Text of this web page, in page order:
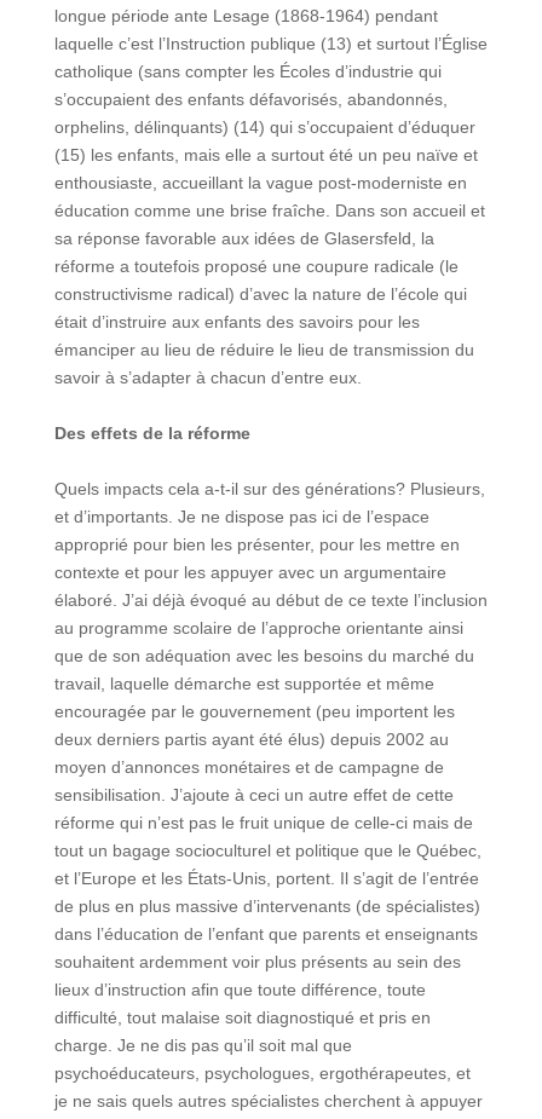
longue période ante Lesage (1868-1964) pendant
laquelle c’est l’Instruction publique (13) et surtout l’Église
catholique (sans compter les Écoles d’industrie qui
s’occupaient des enfants défavorisés, abandonnés,
orphelins, délinquants) (14) qui s’occupaient d’éduquer
(15) les enfants, mais elle a surtout été un peu naïve et
enthousiaste, accueillant la vague post-moderniste en
éducation comme une brise fraîche. Dans son accueil et
sa réponse favorable aux idées de Glasersfeld, la
réforme a toutefois proposé une coupure radicale (le
constructivisme radical) d’avec la nature de l’école qui
était d’instruire aux enfants des savoirs pour les
émanciper au lieu de réduire le lieu de transmission du
savoir à s’adapter à chacun d’entre eux.
Des effets de la réforme
Quels impacts cela a-t-il sur des générations? Plusieurs,
et d’importants. Je ne dispose pas ici de l’espace
approprié pour bien les présenter, pour les mettre en
contexte et pour les appuyer avec un argumentaire
élaboré. J’ai déjà évoqué au début de ce texte l’inclusion
au programme scolaire de l’approche orientante ainsi
que de son adéquation avec les besoins du marché du
travail, laquelle démarche est supportée et même
encouragée par le gouvernement (peu importent les
deux derniers partis ayant été élus) depuis 2002 au
moyen d’annonces monétaires et de campagne de
sensibilisation. J’ajoute à ceci un autre effet de cette
réforme qui n’est pas le fruit unique de celle-ci mais de
tout un bagage socioculturel et politique que le Québec,
et l’Europe et les États-Unis, portent. Il s’agit de l’entrée
de plus en plus massive d’intervenants (de spécialistes)
dans l’éducation de l’enfant que parents et enseignants
souhaitent ardemment voir plus présents au sein des
lieux d’instruction afin que toute différence, toute
difficulté, tout malaise soit diagnostiqué et pris en
charge. Je ne dis pas qu’il soit mal que
psychoéducateurs, psychologues, ergothérapeutes, et
je ne sais quels autres spécialistes cherchent à appuyer